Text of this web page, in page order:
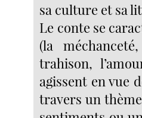
sa culture et sa
Le conte se
(la
trahison,
agissent en vue
travers un